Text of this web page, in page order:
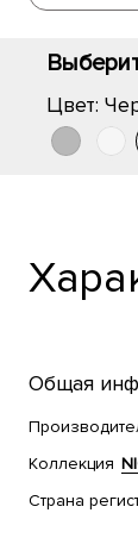
Цвет:
Общая
Коллекция
Страна